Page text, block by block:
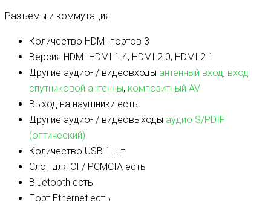
Разъемы и коммутация
Количество HDMI портов 3
Версия HDMI
HDMI 1.4, HDMI 2.0, HDMI 2.1
Другие аудио- / видеовходы антенный вход, вход
спутниковой антенны, композитный AV
Выход на наушники есть
Другие аудио- / видеовыходы аудио S/PDIF
(оптический)
Количество USB 1 шт
Слот для CI / PCMCIA есть
Bluetooth есть
Порт Ethernet есть